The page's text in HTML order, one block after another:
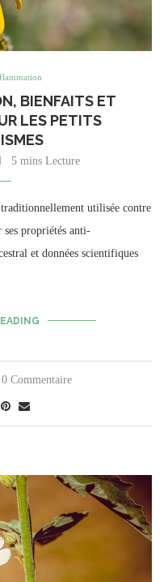
BIENFAITS ET
LES PETITS
5 mins Lecture
utilisée contre
ses propriétés anti-
et données scientifiques
0 Commentaire